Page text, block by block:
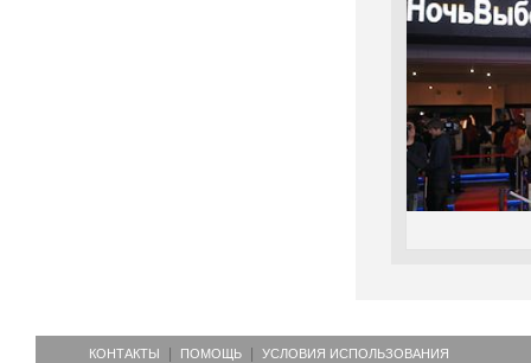
КОНТАКТЫ ПОМОЩЬ УСЛОВИЯ ИСПОЛЬЗОВАНИЯ